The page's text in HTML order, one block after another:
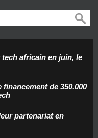
africain en juin, le
de 350.000
partenariat en